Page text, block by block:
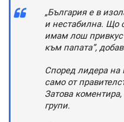
„България е в
и нестабилна. Що
имам лош привкус
към папата”,
Според лидера на
само от
Затова
групи.